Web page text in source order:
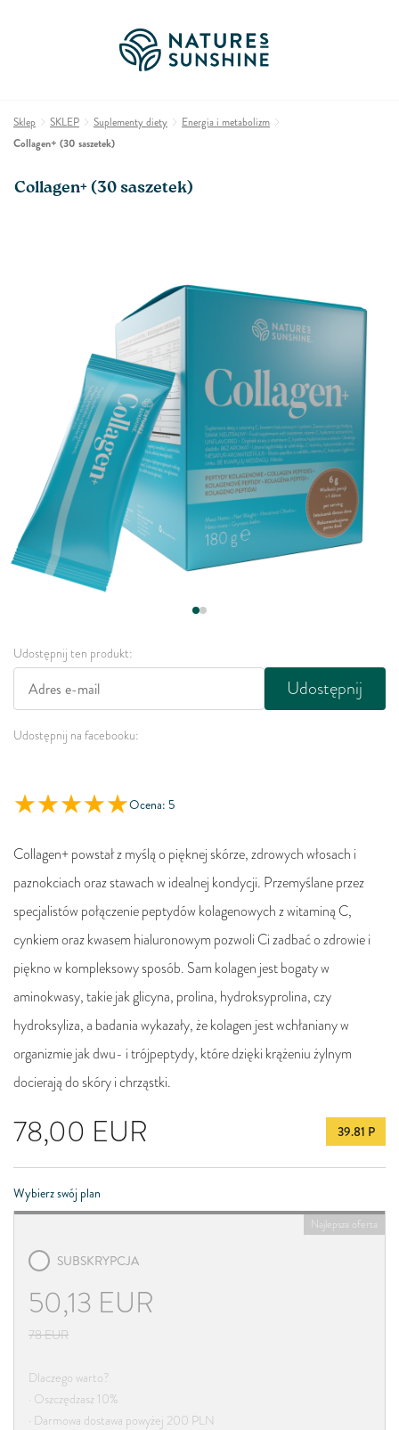
Sklep SKLEP Suplementy diety
Energia i metabolizm
Collagen+ (30 saszetek)
Collagen+ (30 saszetek)
Udostępnij ten produkt:
Udostępnij
Udostępnij na facebooku:
Ocena: 5
78,00 EUR 39.81 P
Collagen+ powstał z myślą o pięknej skórze, zdrowych włosach i
paznokciach oraz stawach w idealnej kondycji. Przemyślane przez
specjalistów połączenie peptydów kolagenowych z witaminą C,
cynkiem oraz kwasem hialuronowym pozwoli Ci zadbać o zdrowie i
piękno w kompleksowy sposób. Sam kolagen jest bogaty w
aminokwasy, takie jak glicyna, prolina, hydroksyprolina, czy
hydroksyliza, a badania wykazały, że kolagen jest wchłaniany w
organizmie jak dwu- i trójpeptydy, które dzięki krążeniu żylnym
docierają do skóry i chrząstki.
Wybierz swój plan
Najlepsza oferta
SUBSKRYPCJA
50,13 EUR
78EUR
Dlaczego warto?
· Oszczędzasz 10%
· Darmowa dostawa powyżej 200 PLN